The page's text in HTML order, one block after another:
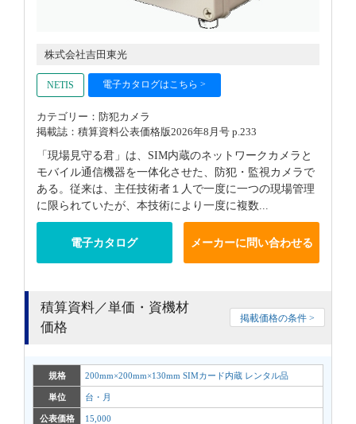
株式会社吉田東光
NETIS 電子カタログはこちら >
カテゴリー：防犯カメラ
掲載誌：積算資料公表価格版2026年8月号 p.233
「現場見守る君」は、SIM内蔵のネットワークカメラと
モバイル通信機器を一体化させた、防犯・監視カメラで
ある。従来は、主任技術者１人で一度に一つの現場管理
に限られていたが、本技術により一度に複数...
電子カタログ メーカーに問い合わせる
積算資料／単価・資機材
価格
掲載価格の条件 >
規格 200mm×200mm×130mm SIMカード内蔵 レンタル品
単位 台・月
公表価格 15,000